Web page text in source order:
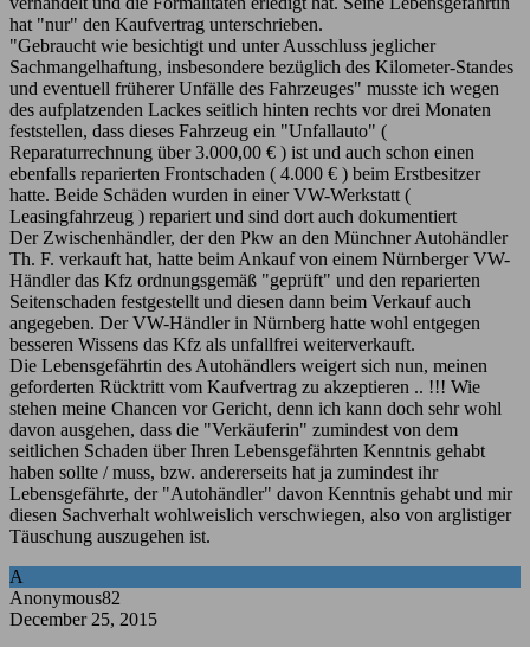
hat "nur" den Kaufvertrag unterschrieben.
"Gebraucht wie besichtigt und unter Ausschluss jeglicher
Sachmangelhaftung, insbesondere bezüglich des Kilometer-Standes
und eventuell früherer Unfälle des Fahrzeuges" musste ich wegen
des aufplatzenden Lackes seitlich hinten rechts vor drei Monaten
feststellen, dass dieses Fahrzeug ein "Unfallauto" (
Reparaturrechnung über 3.000,00 € ) ist und auch schon einen
ebenfalls reparierten Frontschaden ( 4.000 € ) beim Erstbesitzer
hatte. Beide Schäden wurden in einer VW-Werkstatt (
Leasingfahrzeug ) repariert und sind dort auch dokumentiert
Der Zwischenhändler, der den Pkw an den Münchner Autohändler
Th. F. verkauft hat, hatte beim Ankauf von einem Nürnberger VW-
Händler das Kfz ordnungsgemäß "geprüft" und den reparierten
Seitenschaden festgestellt und diesen dann beim Verkauf auch
angegeben. Der VW-Händler in Nürnberg hatte wohl entgegen
besseren Wissens das Kfz als unfallfrei weiterverkauft.
Die Lebensgefährtin des Autohändlers weigert sich nun, meinen
geforderten Rücktritt vom Kaufvertrag zu akzeptieren .. !!! Wie
stehen meine Chancen vor Gericht, denn ich kann doch sehr wohl
davon ausgehen, dass die "Verkäuferin" zumindest von dem
seitlichen Schaden über Ihren Lebensgefährten Kenntnis gehabt
haben sollte / muss, bzw. andererseits hat ja zumindest ihr
Lebensgefährte, der "Autohändler" davon Kenntnis gehabt und mir
diesen Sachverhalt wohlweislich verschwiegen, also von arglistiger
Täuschung auszugehen ist.
A
Anonymous82
December 25, 2015